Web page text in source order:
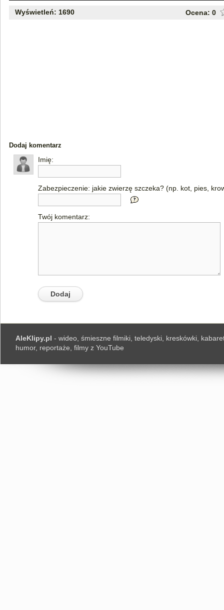
Wyświetleń: 1690 Ocena: 0
Dodaj komentarz
Imię:
Zabezpieczenie: jakie zwierzę szczeka? (np. kot, pies,
Twój komentarz:
AleKlipy.pl - wideo, śmieszne filmiki, teledyski, kreskówki,
humor, reportaże, filmy z YouTube